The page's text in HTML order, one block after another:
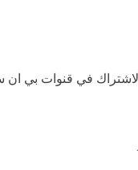
في قنوات بي ان